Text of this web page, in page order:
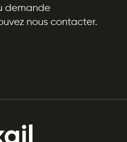
demande
nous contacter.